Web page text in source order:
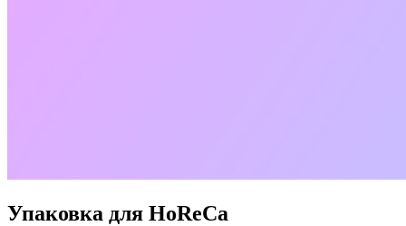
Упаковка для HoReCa